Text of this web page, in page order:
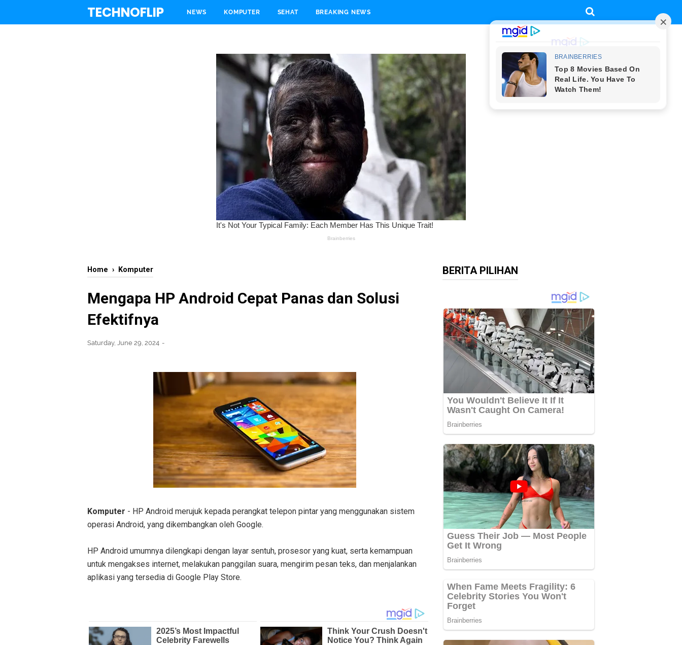
TECHNOFLIP NEWS KOMPUTER SEHAT BREAKING NEWS
Home › Komputer
Mengapa HP Android Cepat Panas dan Solusi
Efektifnya
Saturday, June 29, 2024
Komputer - HP Android merujuk kepada perangkat telepon pintar yang menggunakan sistem
operasi Android, yang dikembangkan oleh Google.
HP Android umumnya dilengkapi dengan layar sentuh, prosesor yang kuat, serta kemampuan
untuk mengakses internet, melakukan panggilan suara, mengirim pesan teks, dan menjalankan
aplikasi yang tersedia di Google Play Store.
BERITA PILIHAN